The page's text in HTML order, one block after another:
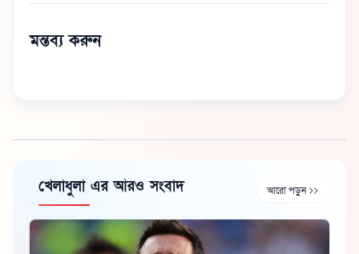
মন্তব্য করুন
খেলাধুলা এর আরও সংবাদ আরো পড়ুন